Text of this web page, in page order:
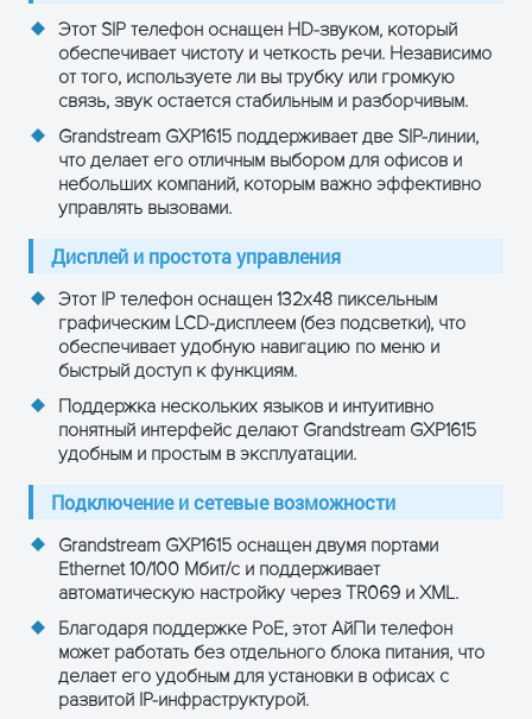
Этот SIP телефон оснащен HD-звуком, который
обеспечивает чистоту и четкость речи. Независимо
от того, используете ли вы трубку или громкую
связь, звук остается стабильным и разборчивым.
Grandstream GXP1615 поддерживает две SIP-линии,
что делает его отличным выбором для офисов и
небольших компаний, которым важно эффективно
управлять вызовами.
Дисплей и простота управления
Этот IP телефон оснащен 132x48 пиксельным
графическим LCD-дисплеем (без подсветки), что
обеспечивает удобную навигацию по меню и
быстрый доступ к функциям.
Поддержка нескольких языков и интуитивно
понятный интерфейс делают Grandstream GXP1615
удобным и простым в эксплуатации.
Подключение и сетевые возможности
Grandstream GXP1615 оснащен двумя портами
Ethernet 10/100 Мбит/с и поддерживает
автоматическую настройку через TR069 и XML.
Благодаря поддержке PoE, этот АйПи телефон
может работать без отдельного блока питания, что
делает его удобным для установки в офисах с
развитой IP-инфраструктурой.
Вес
0.72 кг
Рабочая
температура
от 0°C до 40°C
Возможность
крепления на
стену
Да
ОСТАВЬТЕ ЗАЯВКУ
и получите консультацию
ПОЛУЧИТЬ КОНСУЛЬТАЦИЮ